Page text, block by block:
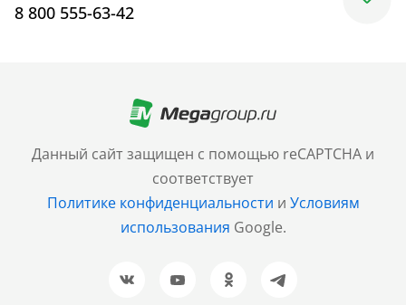
Данный сайт защищен с помощью reCAPTCHA и
соответствует
Политике конфиденциальности и Условиям
использования Google.
8 800 555-63-42
+7 (499) 705-30-10
Санкт-Петербург
+7 (812) 600-77-33
Барнаул
+7 (961) 999-93-93
Новосибирск